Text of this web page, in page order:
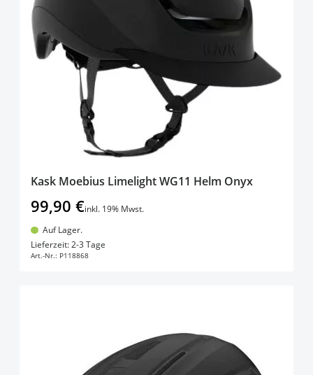
Kask Moebius Limelight WG11 Helm Onyx
99,90 €inkl. 19% Mwst.
Auf Lager.
Lieferzeit: 2-3 Tage
Art.-Nr.: P118868